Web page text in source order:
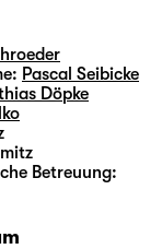
Pascal Seibicke
Döpke
Betreuung: